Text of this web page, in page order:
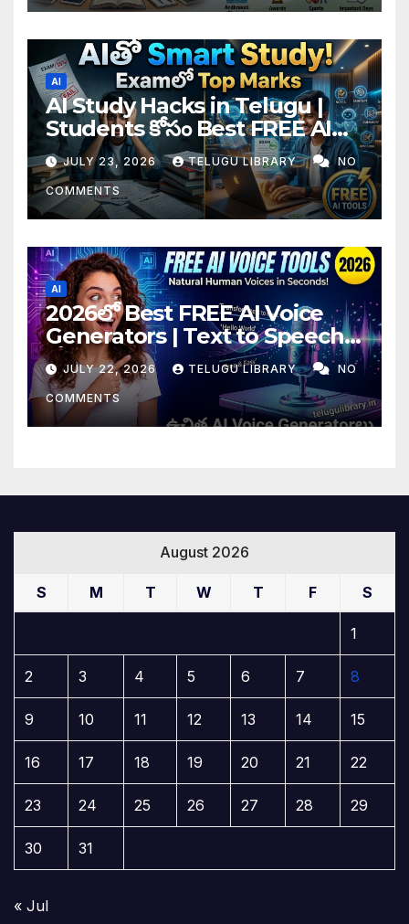
AI
AI Study Hacks in Telugu |
Students కోసం Best FREE AI
Tools & Smart Study Tips
(2026)
JULY 23, 2026 TELUGU LIBRARY NO
COMMENTS
AI
2026లో Best FREE AI Voice
Generators | Text to Speech
కోసం Top 4 AI Tools
JULY 22, 2026 TELUGU LIBRARY NO
COMMENTS
August 2026
S M T W T F S
1
2 3 4 5 6 7 8
9 10 11 12 13 14 15
16 17 18 19 20 21 22
23 24 25 26 27 28 29
30 31
« Jul